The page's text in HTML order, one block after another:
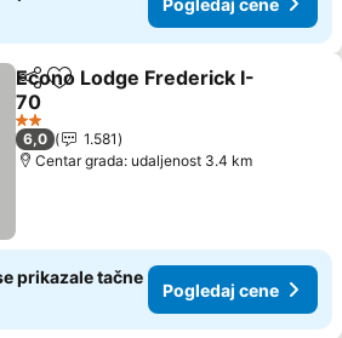
Deli Dodati u favorite
Econo Lodge Frederick I-
70
Pogledaj cene
2 Zvezdice
6,0
1.581
Centar grada: udaljenost 3.4 km
prikazale tačne
Pogledaj cene